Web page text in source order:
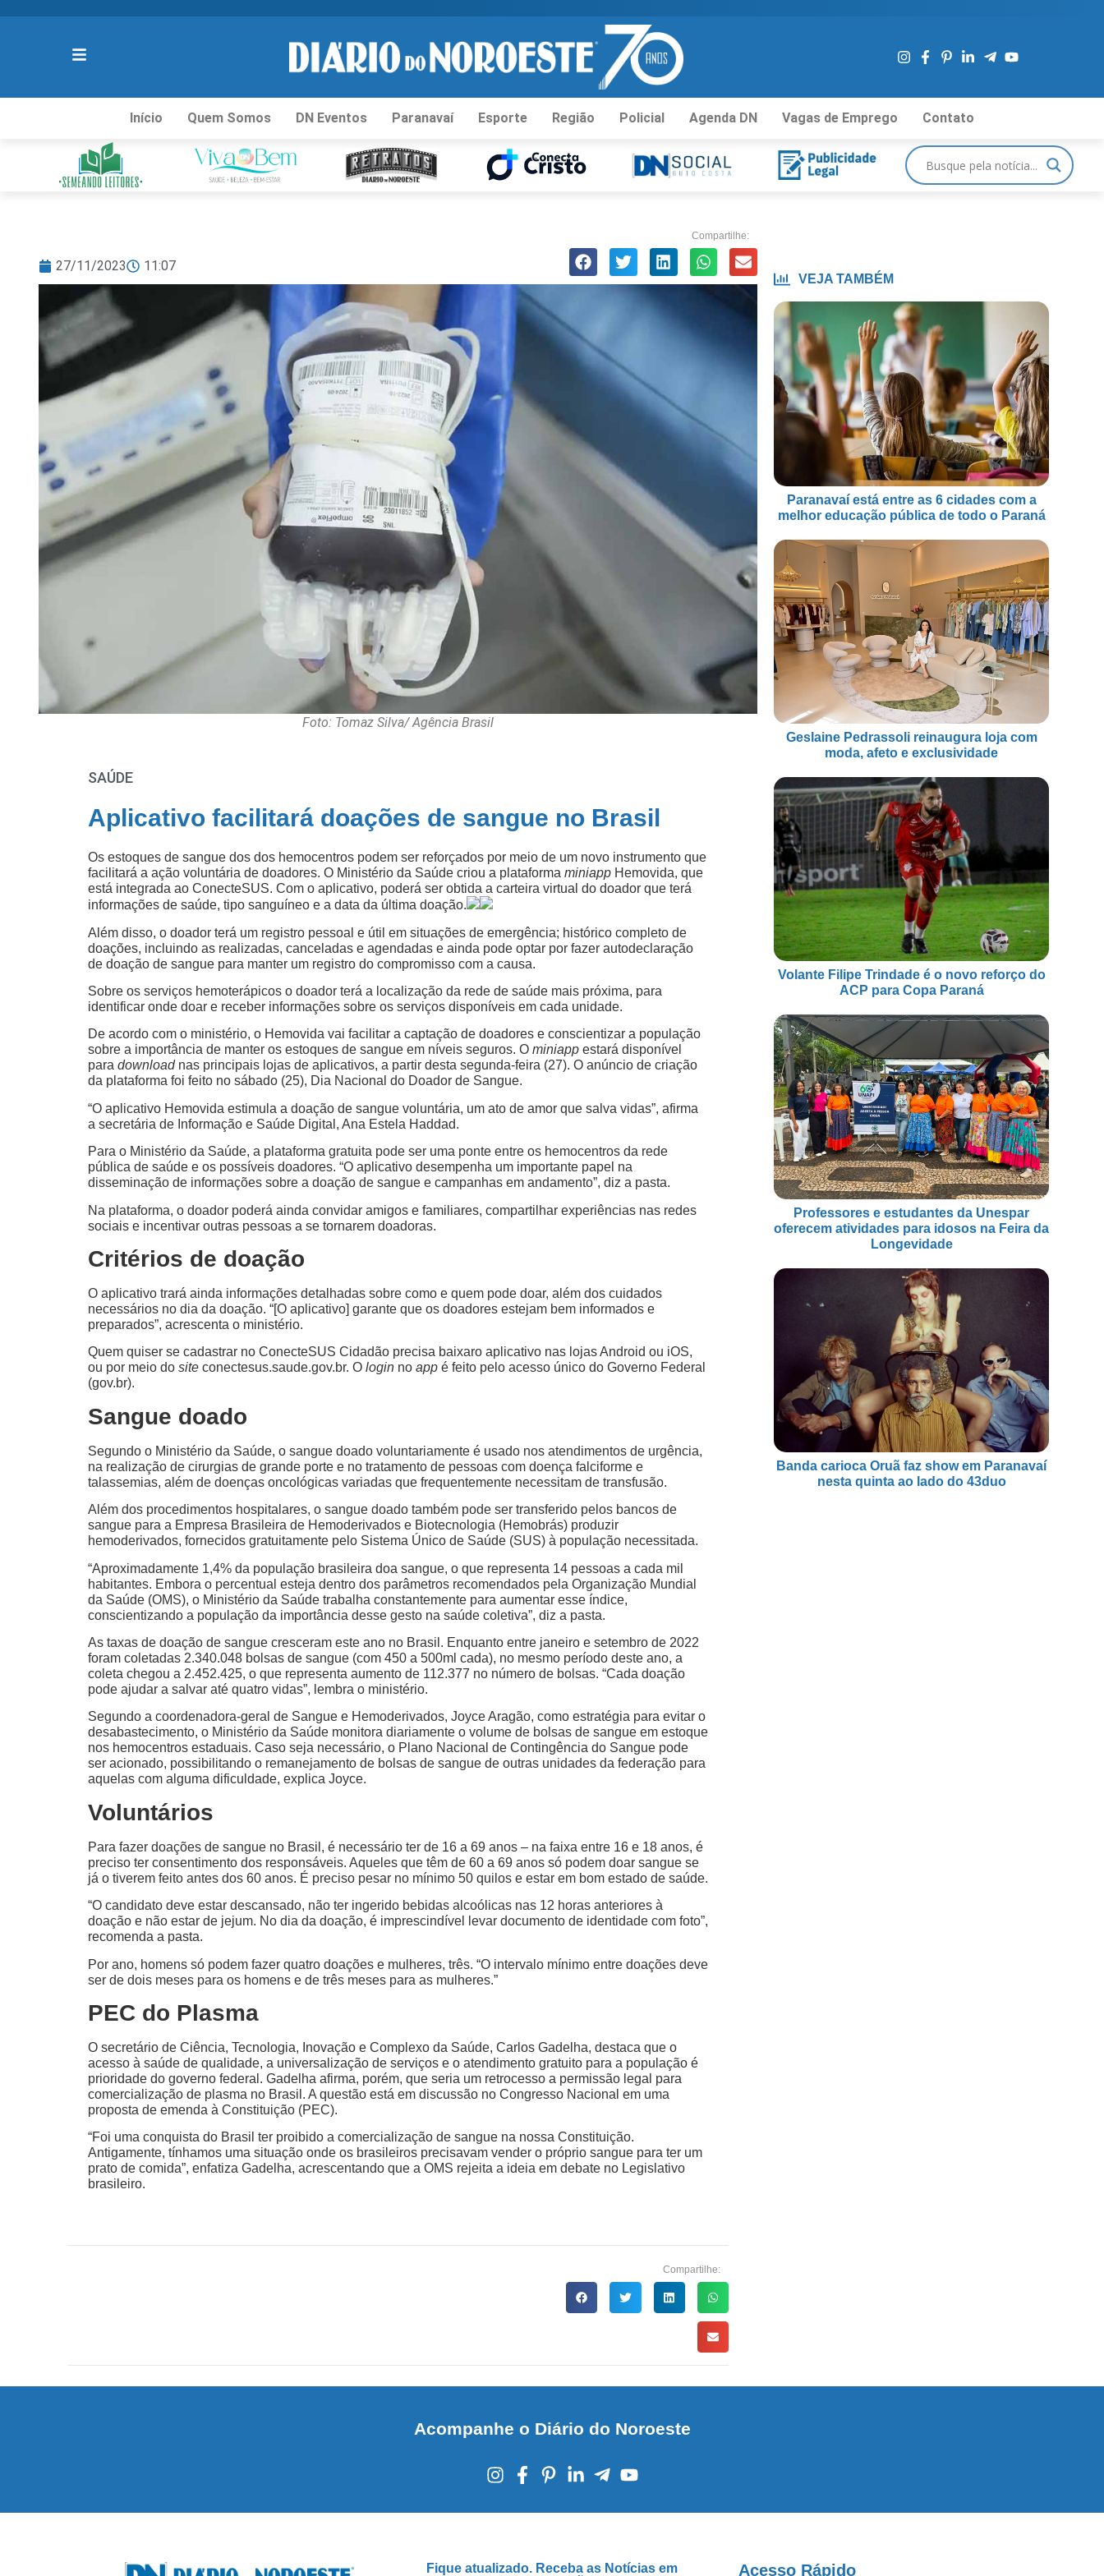
Início Quem Somos DN Eventos Paranavaí Esporte Região Policial Agenda DN Vagas de Emprego Contato
27/11/2023 11:07
Compartilhe:
Foto: Tomaz Silva/ Agência Brasil
SAÚDE
Aplicativo facilitará doações de sangue no Brasil
Os estoques de sangue dos dos hemocentros podem ser reforçados por meio de um novo instrumento que
facilitará a ação voluntária de doadores. O Ministério da Saúde criou a plataforma miniapp Hemovida, que
está integrada ao ConecteSUS. Com o aplicativo, poderá ser obtida a carteira virtual do doador que terá
informações de saúde, tipo sanguíneo e a data da última doação.
Além disso, o doador terá um registro pessoal e útil em situações de emergência; histórico completo de
doações, incluindo as realizadas, canceladas e agendadas e ainda pode optar por fazer autodeclaração
de doação de sangue para manter um registro do compromisso com a causa.
Sobre os serviços hemoterápicos o doador terá a localização da rede de saúde mais próxima, para
identificar onde doar e receber informações sobre os serviços disponíveis em cada unidade.
De acordo com o ministério, o Hemovida vai facilitar a captação de doadores e conscientizar a população
sobre a importância de manter os estoques de sangue em níveis seguros. O miniapp estará disponível
para download nas principais lojas de aplicativos, a partir desta segunda-feira (27). O anúncio de criação
da plataforma foi feito no sábado (25), Dia Nacional do Doador de Sangue.
“O aplicativo Hemovida estimula a doação de sangue voluntária, um ato de amor que salva vidas”, afirma
a secretária de Informação e Saúde Digital, Ana Estela Haddad.
Para o Ministério da Saúde, a plataforma gratuita pode ser uma ponte entre os hemocentros da rede
pública de saúde e os possíveis doadores. “O aplicativo desempenha um importante papel na
disseminação de informações sobre a doação de sangue e campanhas em andamento”, diz a pasta.
Na plataforma, o doador poderá ainda convidar amigos e familiares, compartilhar experiências nas redes
sociais e incentivar outras pessoas a se tornarem doadoras.
Critérios de doação
O aplicativo trará ainda informações detalhadas sobre como e quem pode doar, além dos cuidados
necessários no dia da doação. “[O aplicativo] garante que os doadores estejam bem informados e
preparados”, acrescenta o ministério.
Quem quiser se cadastrar no ConecteSUS Cidadão precisa baixaro aplicativo nas lojas Android ou iOS,
ou por meio do site conectesus.saude.gov.br. O login no app é feito pelo acesso único do Governo Federal
(gov.br).
Sangue doado
Segundo o Ministério da Saúde, o sangue doado voluntariamente é usado nos atendimentos de urgência,
na realização de cirurgias de grande porte e no tratamento de pessoas com doença falciforme e
talassemias, além de doenças oncológicas variadas que frequentemente necessitam de transfusão.
Além dos procedimentos hospitalares, o sangue doado também pode ser transferido pelos bancos de
sangue para a Empresa Brasileira de Hemoderivados e Biotecnologia (Hemobrás) produzir
hemoderivados, fornecidos gratuitamente pelo Sistema Único de Saúde (SUS) à população necessitada.
“Aproximadamente 1,4% da população brasileira doa sangue, o que representa 14 pessoas a cada mil
habitantes. Embora o percentual esteja dentro dos parâmetros recomendados pela Organização Mundial
da Saúde (OMS), o Ministério da Saúde trabalha constantemente para aumentar esse índice,
conscientizando a população da importância desse gesto na saúde coletiva”, diz a pasta.
As taxas de doação de sangue cresceram este ano no Brasil. Enquanto entre janeiro e setembro de 2022
foram coletadas 2.340.048 bolsas de sangue (com 450 a 500ml cada), no mesmo período deste ano, a
coleta chegou a 2.452.425, o que representa aumento de 112.377 no número de bolsas. “Cada doação
pode ajudar a salvar até quatro vidas”, lembra o ministério.
Segundo a coordenadora-geral de Sangue e Hemoderivados, Joyce Aragão, como estratégia para evitar o
desabastecimento, o Ministério da Saúde monitora diariamente o volume de bolsas de sangue em estoque
nos hemocentros estaduais. Caso seja necessário, o Plano Nacional de Contingência do Sangue pode
ser acionado, possibilitando o remanejamento de bolsas de sangue de outras unidades da federação para
aquelas com alguma dificuldade, explica Joyce.
Voluntários
Para fazer doações de sangue no Brasil, é necessário ter de 16 a 69 anos – na faixa entre 16 e 18 anos, é
preciso ter consentimento dos responsáveis. Aqueles que têm de 60 a 69 anos só podem doar sangue se
já o tiverem feito antes dos 60 anos. É preciso pesar no mínimo 50 quilos e estar em bom estado de saúde.
“O candidato deve estar descansado, não ter ingerido bebidas alcoólicas nas 12 horas anteriores à
doação e não estar de jejum. No dia da doação, é imprescindível levar documento de identidade com foto”,
recomenda a pasta.
Por ano, homens só podem fazer quatro doações e mulheres, três. “O intervalo mínimo entre doações deve
ser de dois meses para os homens e de três meses para as mulheres.”
PEC do Plasma
O secretário de Ciência, Tecnologia, Inovação e Complexo da Saúde, Carlos Gadelha, destaca que o
acesso à saúde de qualidade, a universalização de serviços e o atendimento gratuito para a população é
prioridade do governo federal. Gadelha afirma, porém, que seria um retrocesso a permissão legal para
comercialização de plasma no Brasil. A questão está em discussão no Congresso Nacional em uma
proposta de emenda à Constituição (PEC).
“Foi uma conquista do Brasil ter proibido a comercialização de sangue na nossa Constituição.
Antigamente, tínhamos uma situação onde os brasileiros precisavam vender o próprio sangue para ter um
prato de comida”, enfatiza Gadelha, acrescentando que a OMS rejeita a ideia em debate no Legislativo
brasileiro.
Compartilhe:
VEJA TAMBÉM
Paranavaí está entre as 6 cidades com a
melhor educação pública de todo o Paraná
Geslaine Pedrassoli reinaugura loja com
moda, afeto e exclusividade
Volante Filipe Trindade é o novo reforço do
ACP para Copa Paraná
Professores e estudantes da Unespar
oferecem atividades para idosos na Feira da
Longevidade
Banda carioca Oruã faz show em Paranavaí
nesta quinta ao lado do 43duo
Acompanhe o Diário do Noroeste
Fique atualizado. Receba as Notícias em
Acesso Rápido